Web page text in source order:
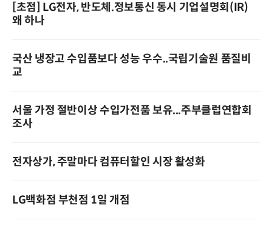
[초점] LG전자, 반도체.정보통신 동시 기업설명회(IR)
왜 하나
국산 냉장고 수입품보다 성능 우수..국립기술원 품질비
교
서울 가정 절반이상 수입가전품 보유...주부클럽연합회
조사
전자상가, 주말마다 컴퓨터할인 시장 활성화
LG백화점 부천점 1일 개점